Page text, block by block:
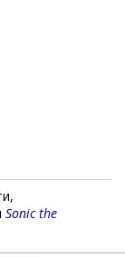
Sonic the